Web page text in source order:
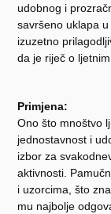
udobnog i
savršeno uklapa
izuzetno
da je riječ o
Primjena:
Ono što mnoštvo
jednostavnost i
izbor za
aktivnosti.
i uzorcima, što
mu najbolje